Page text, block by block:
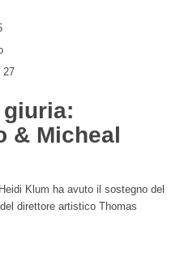
& Micheal
Klum ha avuto il sostegno del
direttore artistico Thomas